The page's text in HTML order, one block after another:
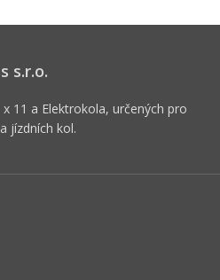
s.r.o.
11 a Elektrokola, určených pro
jízdních kol.